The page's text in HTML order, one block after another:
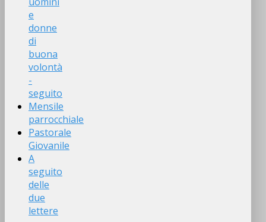
e
donne
di
buona
volontà
-
seguito
Mensile
parrocchiale
Pastorale
Giovanile
A
seguito
delle
due
lettere